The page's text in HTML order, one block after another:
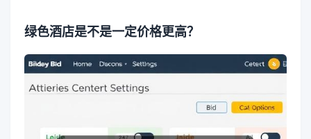
绿色酒店是不是一定价格更高？